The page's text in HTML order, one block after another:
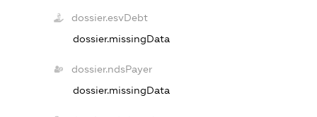
dossier.esvDebt
dossier.missingData
dossier.ndsPayer
dossier.missingData